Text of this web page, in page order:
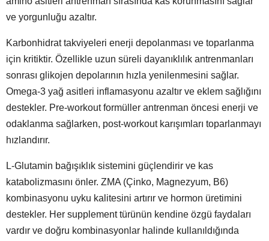
ve yorgunluğu azaltır.
Karbonhidrat takviyeleri enerji depolanması ve toparlanma
için kritiktir. Özellikle uzun süreli dayanıklılık antrenmanları
sonrası glikojen depolarının hızla yenilenmesini sağlar.
Omega-3 yağ asitleri inflamasyonu azaltır ve eklem sağlığını
destekler. Pre-workout formüller antrenman öncesi enerji ve
odaklanma sağlarken, post-workout karışımları toparlanmayı
hızlandırır.
L-Glutamin bağışıklık sistemini güçlendirir ve kas
katabolizmasını önler. ZMA (Çinko, Magnezyum, B6)
kombinasyonu uyku kalitesini artırır ve hormon üretimini
destekler. Her supplement türünün kendine özgü faydaları
vardır ve doğru kombinasyonlar halinde kullanıldığında